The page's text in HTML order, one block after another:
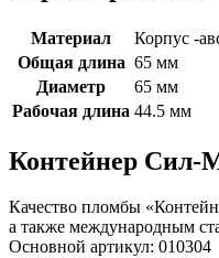
Материал
Корпус -
Общая длина 65 мм
Диаметр
65 мм
Рабочая длина 44.5 мм
Контейнер Сил-
Качество пломбы
а также международным
Основной артикул: 010304